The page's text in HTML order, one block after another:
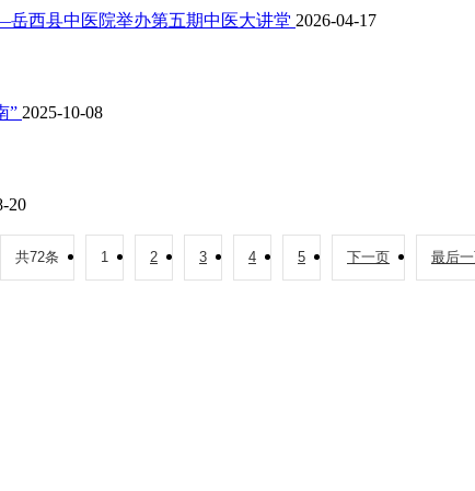
西县中医院举办第五期中医大讲堂 2026-04-17
” 2025-10-08
20
共72条 1 2 3 4 5 下一页 最后